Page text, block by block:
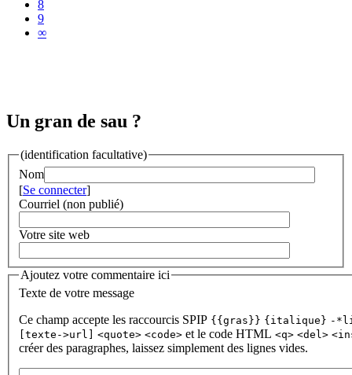
8
9
∞
Un gran de sau ?
(identification facultative)
Nom
[Se connecter]
Courriel (non publié)
Votre site web
Ajoutez votre commentaire ici
Texte de votre message
Ce champ accepte les raccourcis SPIP {{gras}} {italique} -
[texte->url]
<quote> <code> et le code HTML <q> <del>
créer des paragraphes, laissez simplement des lignes vides.